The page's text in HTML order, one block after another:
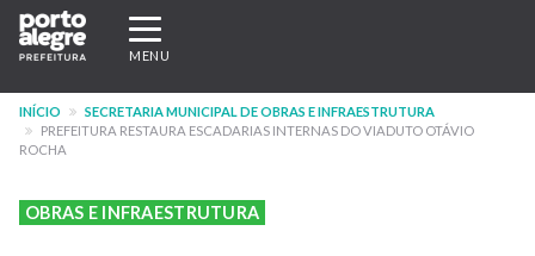
Pular
para
conteúdo
principal
Expandir/recolher
navegação
MENU
INÍCIO
SECRETARIA MUNICIPAL DE OBRAS E INFRAESTRUTURA
PREFEITURA RESTAURA ESCADARIAS INTERNAS DO VIADUTO OTÁVIO
ROCHA
OBRAS E INFRAESTRUTURA